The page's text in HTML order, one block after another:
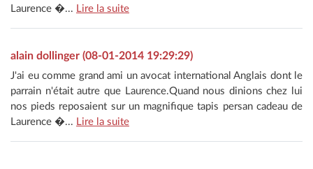
Laurence �... Lire la suite
alain dollinger (08-01-2014 19:29:29)
J'ai eu comme grand ami un avocat international Anglais dont le
parrain n'était autre que Laurence.Quand nous dinions chez lui
nos pieds reposaient sur un magnifique tapis persan cadeau de
Laurence �... Lire la suite